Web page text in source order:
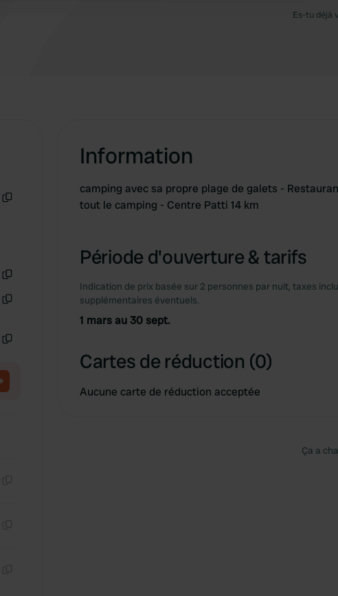
Es-tu déjà
Information
camping avec sa propre plage de galets -
tout le camping - Centre Patti 14 km
Période d'ouverture & tarifs
Indication de prix basée sur 2 personnes par nuit, taxes
supplémentaires éventuels.
1 mars au 30 sept.
Cartes de réduction (0)
Aucune carte de réduction acceptée
Ça a